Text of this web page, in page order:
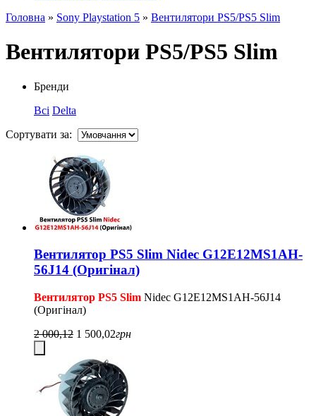
Головна » Sony Playstation 5 » Вентилятори PS5/PS5 Slim
Вентилятори PS5/PS5 Slim
Бренди
Всі Delta
Сортувати за:
Вентилятор PS5 Slim Nidec G12E12MS1AH-
56J14 (Оригінал)
Вентилятор PS5 Slim Nidec G12E12MS1AH-56J14
(Оригінал)
2 000,12 1 500,02грн